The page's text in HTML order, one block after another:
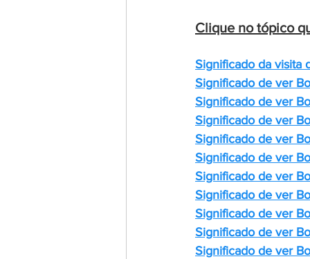
Clique no tópico
Significado da visita
Significado de ver
Significado de ver
Significado de ver
Significado de ver
Significado de ver
Significado de ver
Significado de ver
Significado de ver
Significado de ver
Significado de ver